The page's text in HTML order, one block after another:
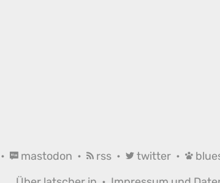
mastodon • rss • twitter •